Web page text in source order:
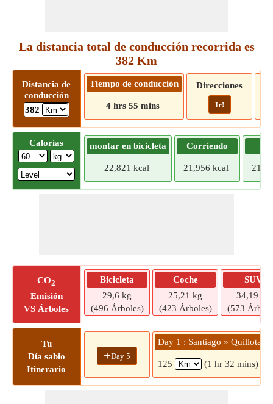
La distancia total de conducción recorrida es
382 Km
Distancia de
conducción
382
Tiempo de conducción
4 hrs 55 mins
Direcciones
Ir!
Calorías montar en bicicleta
22,821 kcal
Corriendo
21,956 kcal
CO2
Emisión
VS Árboles
Bicicleta
29,6 kg
(496 Árboles)
Coche
25,21 kg
(423 Árboles)
SUV
34,19 kg
(573
Tu
Día sabio
Itinerario
+Day 5
Day 1 : Santiago » Quillota
125 (1 hr 32 mins)